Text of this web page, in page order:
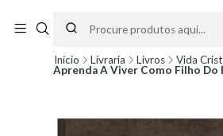
partir do dia 11 de Agosto, às 10H.
Início Livraria Livros Vida
Aprenda A Viver Como Filho Do